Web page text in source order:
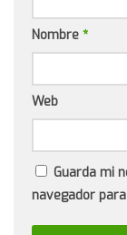
Nombre *
Web
Guarda mi
navegador